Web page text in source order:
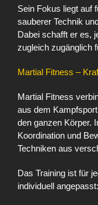
Sein Fokus liegt auf
sauberer Technik
Dabei schafft er es,
zugleich zugänglich
Martial Fitness –
Martial Fitness
aus dem
den ganzen Körper.
Koordination und
Techniken aus
Das Training ist für
individuell angepasst: